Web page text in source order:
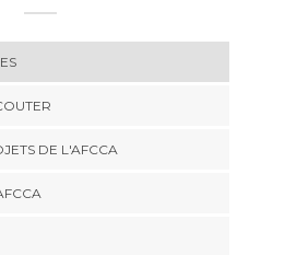
DE L'AFCCA